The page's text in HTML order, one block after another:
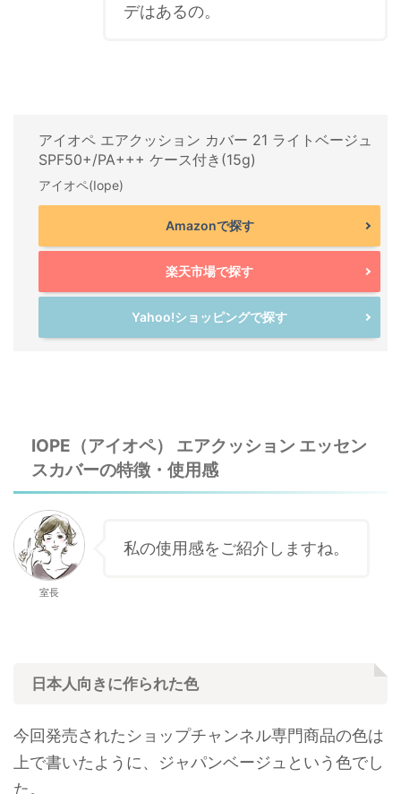
デはあるの。
アイオペ エアクッション カバー 21 ライトベージュ
SPF50+/PA+++ ケース付き(15g)
アイオペ(Iope)
Amazonで探す
楽天市場で探す
Yahoo!ショッピングで探す
IOPE（アイオペ） エアクッション エッセン
スカバーの特徴・使用感
室長
私の使用感をご紹介しますね。
日本人向きに作られた色
今回発売されたショップチャンネル専門商品の色は
上で書いたように、ジャパンベージュという色でし
た。